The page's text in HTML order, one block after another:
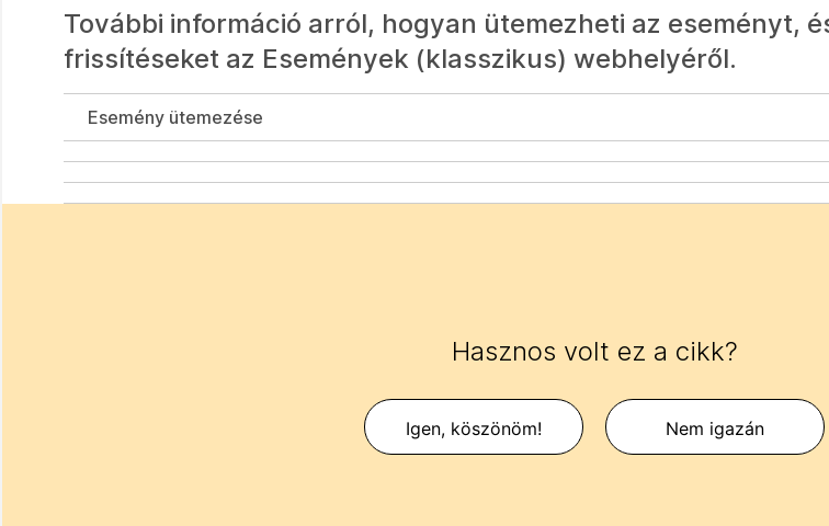
További információ arról, hogyan ütemezheti az eseményt,
frissítéseket az Események (klasszikus) webhelyéről.
Esemény ütemezése
Hasznos volt ez a cikk?
Igen, köszönöm! Nem igazán